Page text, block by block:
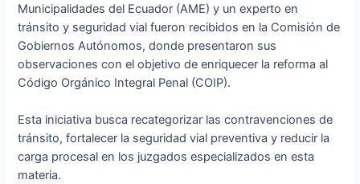
Municipalidades del Ecuador (AME) y un experto en
tránsito y seguridad vial fueron recibidos en la Comisión de
Gobiernos Autónomos, donde presentaron sus
observaciones con el objetivo de enriquecer la reforma al
Código Orgánico Integral Penal (COIP).
Esta iniciativa busca recategorizar las contravenciones de
tránsito, fortalecer la seguridad vial preventiva y reducir la
carga procesal en los juzgados especializados en esta
materia.